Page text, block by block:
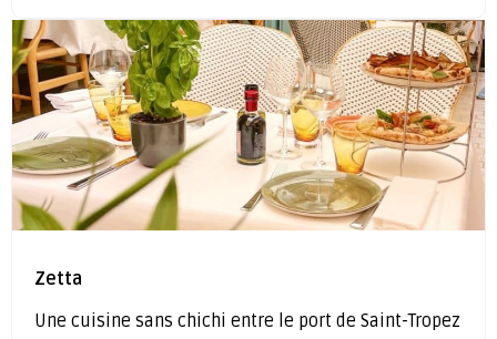
Zetta
Une cuisine sans chichi entre le port de Saint-Tropez